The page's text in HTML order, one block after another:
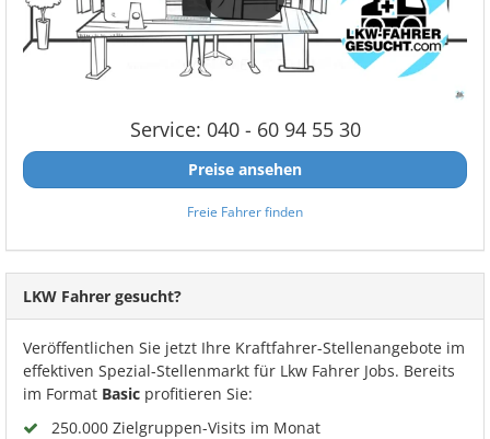
Service: 040 - 60 94 55 30
Preise ansehen
Freie Fahrer finden
LKW Fahrer gesucht?
Veröffentlichen Sie jetzt Ihre Kraftfahrer-Stellenangebote im
effektiven Spezial-Stellenmarkt für Lkw Fahrer Jobs. Bereits
im Format Basic profitieren Sie:
250.000 Zielgruppen-Visits im Monat